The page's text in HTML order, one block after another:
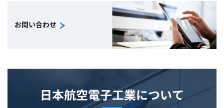
お問い合わせ
日本航空電子工業について